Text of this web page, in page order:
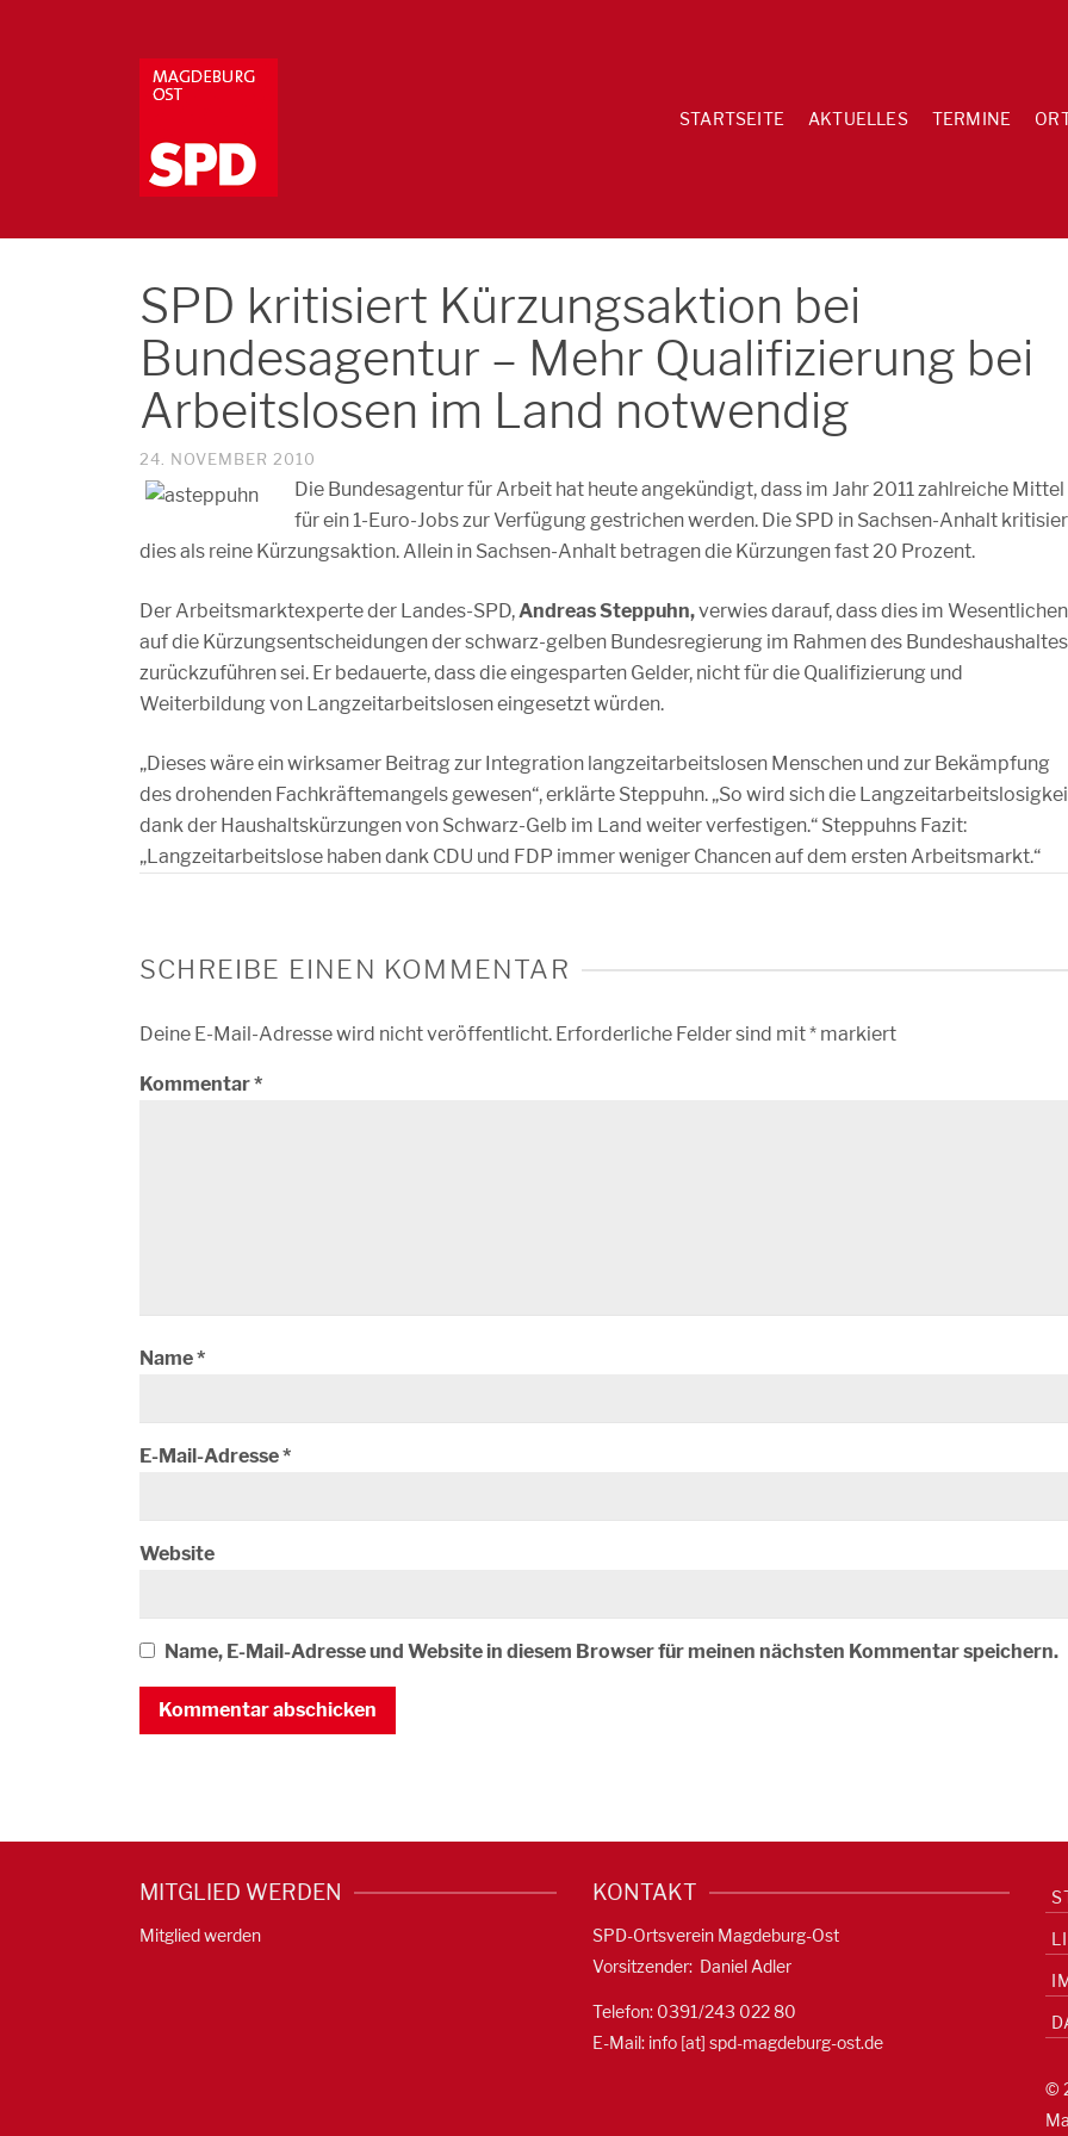
STARTSEITE AKTUELLES TERMINE
SPD kritisiert Kürzungsaktion bei
Bundesagentur – Mehr Qualifizierung bei
Arbeitslosen im Land notwendig
24. NOVEMBER 2010
Die Bundesagentur für Arbeit hat heute angekündigt, dass im Jahr 2011 zahlreiche Mittel
für ein 1-Euro-Jobs zur Verfügung gestrichen werden. Die SPD in Sachsen-Anhalt
dies als reine Kürzungsaktion. Allein in Sachsen-Anhalt betragen die Kürzungen fast 20 Prozent.
Der Arbeitsmarktexperte der Landes-SPD,Andreas Steppuhn,verwies darauf, dass dies im Wesentlichen
auf die Kürzungsentscheidungen der schwarz-gelben Bundesregierung im Rahmen des Bundeshaushaltes
zurückzuführen sei. Er bedauerte, dass die eingesparten Gelder, nicht für die Qualifizierung und
Weiterbildung von Langzeitarbeitslosen eingesetzt würden.
„Dieses wäre ein wirksamer Beitrag zur Integration langzeitarbeitslosen Menschen und zur Bekämpfung
des drohenden Fachkräftemangels gewesen“, erklärte Steppuhn. „So wird sich die
dank der Haushaltskürzungen von Schwarz-Gelb im Land weiter verfestigen.“ Steppuhns Fazit:
„Langzeitarbeitslose haben dank CDU und FDP immer weniger Chancen auf dem ersten Arbeitsmarkt.“
SCHREIBE EINEN KOMMENTAR
Deine E-Mail-Adresse wird nicht veröffentlicht. Erforderliche Felder sind mit* markiert
Kommentar*
Name*
E-Mail-Adresse*
Website
Name, E-Mail-Adresse und Website in diesem Browser für meinen nächsten Kommentar speichern.
MITGLIED WERDEN
Mitglied werden
KONTAKT
SPD-Ortsverein Magdeburg-Ost
Vorsitzender: Daniel Adler
Telefon: 0391/243 022 80
E-Mail: info [at] spd-magdeburg-ost.de
©